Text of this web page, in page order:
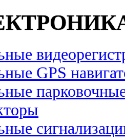
GPS